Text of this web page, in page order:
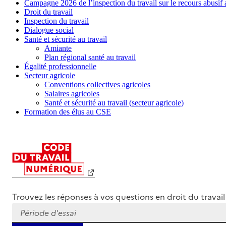
Campagne 2026 de l’inspection du travail sur le recours
Droit du travail
Inspection du travail
Dialogue social
Santé et sécurité au travail
Amiante
Plan régional santé au travail
Égalité professionnelle
Secteur agricole
Conventions collectives agricoles
Salaires agricoles
Santé et sécurité au travail (secteur agricole)
Formation des élus au CSE